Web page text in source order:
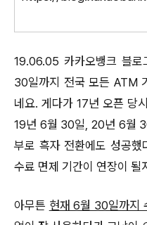
19.06.05 카카오뱅크 블
30일까지 전국 모든 ATM
네요. 게다가 17년 오픈 당
19년 6월 30일, 20년 6월
부로 흑자 전환에도 성공
수료 면제 기간이 연장이 될
아무튼 현재 6월 30일까지